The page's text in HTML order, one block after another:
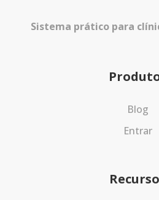
Sistema prático para
Blog
Entrar